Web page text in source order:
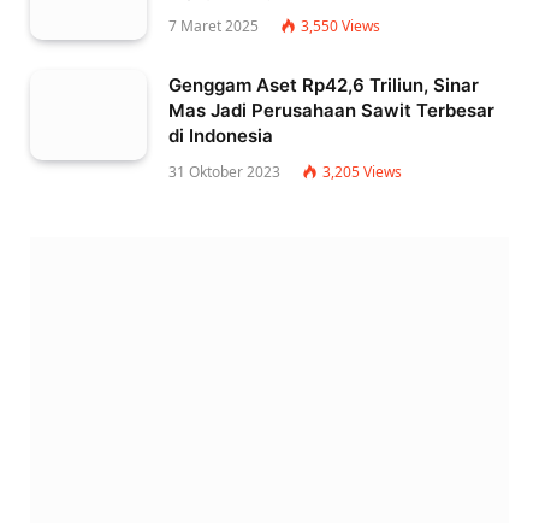
7 Maret 2025 3,550Views
Genggam Aset Rp42,6 Triliun, Sinar
Mas Jadi Perusahaan Sawit Terbesar
di Indonesia
31 Oktober 2023 3,205Views